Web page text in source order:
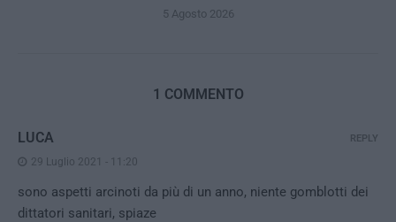
5 Agosto 2026
1 COMMENTO
LUCA
29 Luglio 2021 - 11:20
sono aspetti arcinoti da più di un anno, niente gomblotti dei
dittatori sanitari, spiaze
REPLY